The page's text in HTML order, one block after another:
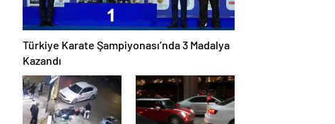
Türkiye Karate Şampiyonası’nda 3 Madalya
Kazandı